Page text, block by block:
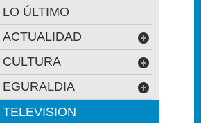
LO ÚLTIMO
ACTUALIDAD
CULTURA
EGURALDIA
TELEVISION